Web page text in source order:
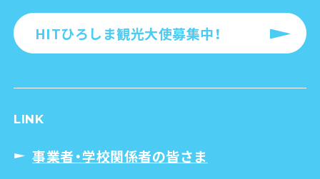
HITひろしま観光大使募集中！
LINK
事業者・学校関係者の皆さま